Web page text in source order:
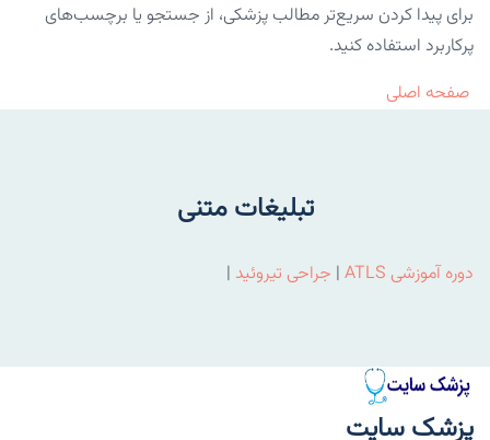
برای پیدا کردن سریع‌تر مطالب پزشکی، از جستجو یا برچسب‌های
پرکاربرد استفاده کنید.
صفحه اصلی
تبلیغات متنی
دوره آموزشی ATLS | جراحی تیروئید |
پزشک سایت